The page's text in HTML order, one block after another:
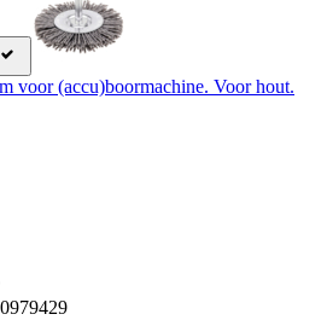
voor (accu)boormachine. Voor hout.